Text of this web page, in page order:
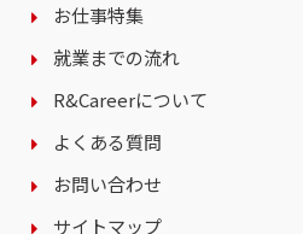
お仕事特集
就業までの流れ
R&Careerについて
よくある質問
お問い合わせ
サイトマップ